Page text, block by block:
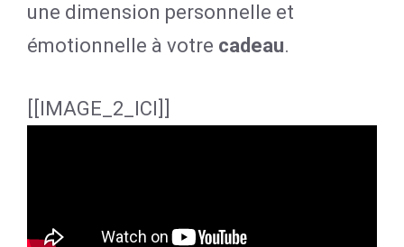
une dimension personnelle et
émotionnelle à votre cadeau.
[[IMAGE_2_ICI]]